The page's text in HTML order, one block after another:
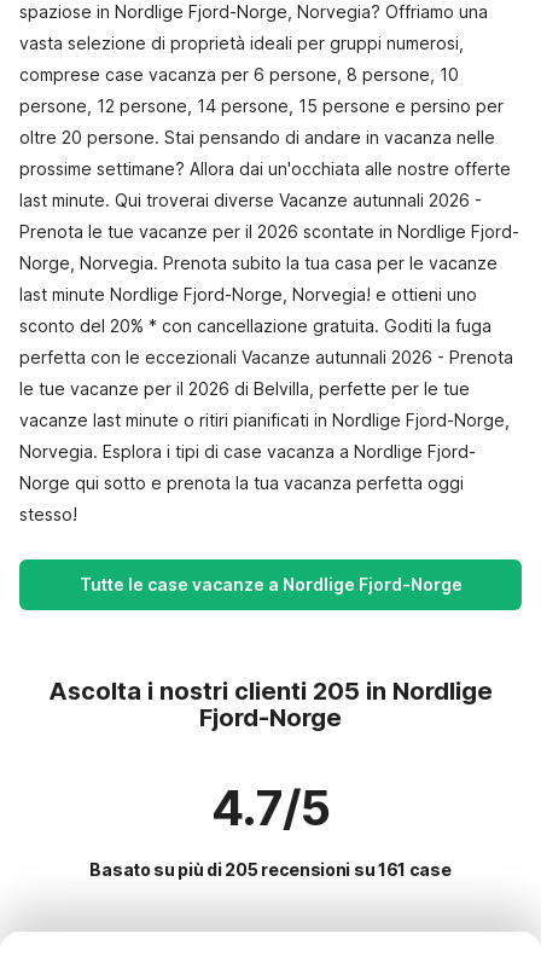
spaziose in Nordlige Fjord-Norge, Norvegia? Offriamo una
vasta selezione di proprietà ideali per gruppi numerosi,
comprese case vacanza per 6 persone, 8 persone, 10
persone, 12 persone, 14 persone, 15 persone e persino per
oltre 20 persone. Stai pensando di andare in vacanza nelle
prossime settimane? Allora dai un'occhiata alle nostre offerte
last minute. Qui troverai diverse Vacanze autunnali 2026 -
Prenota le tue vacanze per il 2026 scontate in Nordlige Fjord-
Norge, Norvegia. Prenota subito la tua casa per le vacanze
last minute Nordlige Fjord-Norge, Norvegia! e ottieni uno
sconto del 20% * con cancellazione gratuita. Goditi la fuga
perfetta con le eccezionali Vacanze autunnali 2026 - Prenota
le tue vacanze per il 2026 di Belvilla, perfette per le tue
vacanze last minute o ritiri pianificati in Nordlige Fjord-Norge,
Norvegia. Esplora i tipi di case vacanza a Nordlige Fjord-
Norge qui sotto e prenota la tua vacanza perfetta oggi
stesso!
Tutte le case vacanze a Nordlige Fjord-Norge
Ascolta i nostri clienti 205 in Nordlige
Fjord-Norge
4.7/5
Basato su più di 205 recensioni su 161 case